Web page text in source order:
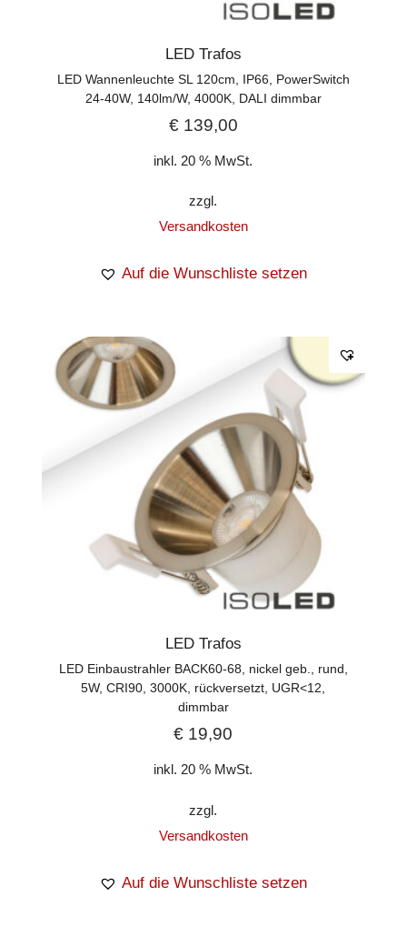
LED Trafos
LED Wannenleuchte SL 120cm, IP66, PowerSwitch
24-40W, 140lm/W, 4000K, DALI dimmbar
€139,00
inkl. 20 % MwSt.
zzgl.
Versandkosten
Auf die Wunschliste setzen
LED Trafos
LED Einbaustrahler BACK60-68, nickel geb., rund,
5W, CRI90, 3000K, rückversetzt, UGR<12,
dimmbar
€ 19,90
inkl. 20 % MwSt.
zzgl.
Versandkosten
Auf die Wunschliste setzen